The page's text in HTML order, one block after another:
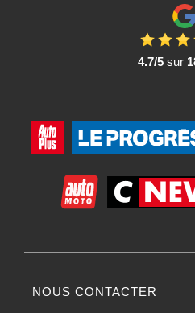
4.7/5sur
NOUS CONTACTER